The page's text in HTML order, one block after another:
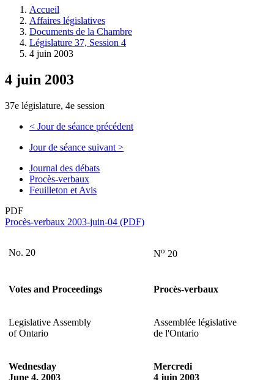
législative.
Accueil
Affaires législatives
Documents de la Chambre
Législature 37, Session 4
4 juin 2003
4 juin 2003
37e législature, 4e session
< Jour de séance précédent
Jour de séance suivant >
Journal des débats
Procès-verbaux
Feuilleton et Avis
PDF
Procès-verbaux 2003-juin-04 (PDF)
No. 20 No 20
Votes and Proceedings Procès-verbaux
Legislative Assembly
of Ontario
Assemblée législative
de l'Ontario
Wednesday
June 4, 2003
Mercredi
4 juin 2003